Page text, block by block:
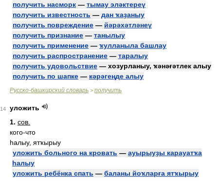
получить насморк — тымау эләктереү
получить известность — дан ҡаҙаныу
получить повреждение — йәрәхәтләнеү
получить признание — танылыу
получить применение — ҡулланыла башлау
получить распространение — таралыу
получить удовольствие — хозурланыу, ҡәнәғәтлек алыу
получить по шапке — кәрәгеңде алыу
Русско-башкирский словарь > получить
14
уложить
1. сов.
кого-что
һалыу, ятҡырыу
уложить больного на кровать — ауырыуҙы карауатҡа
һалыу
уложить ребёнка спать — баланы йоҡларға ятҡырыу